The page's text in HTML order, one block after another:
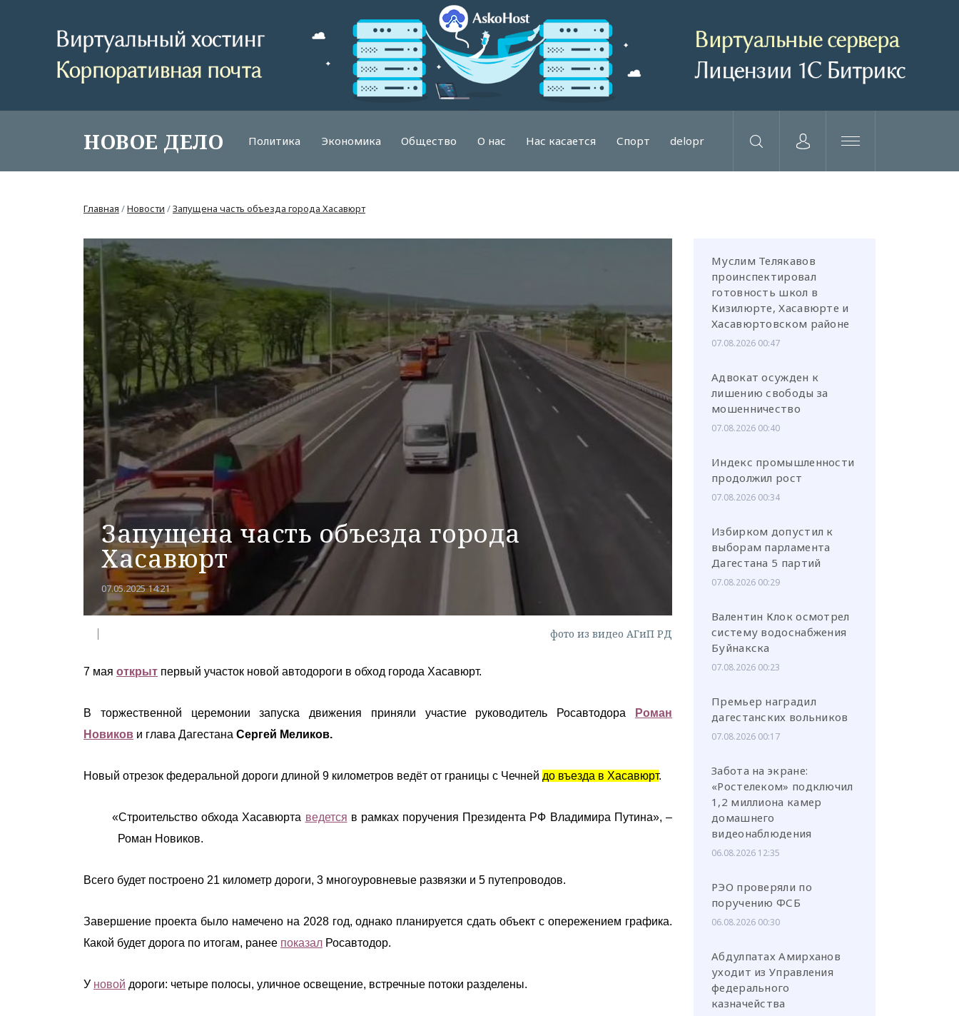
НОВОЕ ДЕЛО Политика Экономика Общество О нас Нас касается Спорт delopr
или через соц. сети
Главная /Новости /Запущена часть объезда города Хасавюрт
Запущена часть объезда города
Хасавюрт
07.05.2025 14:21
фото из видео АГиП РД
7 мая открыт первый участок новой автодороги в обход города Хасавюрт.
В торжественной церемонии запуска движения приняли участие руководитель Росавтодора
Роман
Новиков и глава Дагестана Сергей Меликов.
Новый отрезок федеральной дороги длиной 9 километров ведёт от границы с Чечней до въезда в Хасавюрт.
«Строительство обхода Хасавюрта ведется в рамках поручения Президента РФ Владимира Путина», –
Роман Новиков.
Всего будет построено 21 километр дороги, 3 многоуровневые развязки и 5 путепроводов.
Завершение проекта было намечено на 2028 год, однако планируется сдать объект с опережением графика.
Какой будет дорога по итогам, ранее показал Росавтодор.
У новой дороги: четыре полосы, уличное освещение, встречные потоки разделены.
Муслим Телякавов
проинспектировал
готовность школ в
Кизилюрте, Хасавюрте и
Хасавюртовском районе
07.08.2026 00:47
Адвокат осужден к
лишению свободы за
мошенничество
07.08.2026 00:40
Индекс промышленности
продолжил рост
07.08.2026 00:34
Избирком допустил к
выборам парламента
Дагестана 5 партий
07.08.2026 00:29
Валентин Клок осмотрел
систему водоснабжения
Буйнакска
07.08.2026 00:23
Премьер наградил
дагестанских вольников
07.08.2026 00:17
Забота на экране:
«Ростелеком» подключил
1,2 миллиона камер
домашнего
видеонаблюдения
06.08.2026 12:35
РЭО проверяли по
поручению ФСБ
06.08.2026 00:30
Абдулпатах Амирханов
уходит из Управления
федерального
казначейства